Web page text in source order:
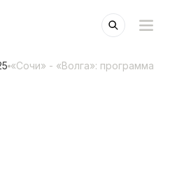
«Сочи» - «Волга»: программа